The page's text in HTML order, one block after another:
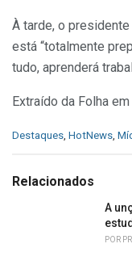
À tarde, o
está “totalmente
tudo, aprenderá
Extraído da Folha
C
e
Destaques HotNews
Relacionados
A
POR